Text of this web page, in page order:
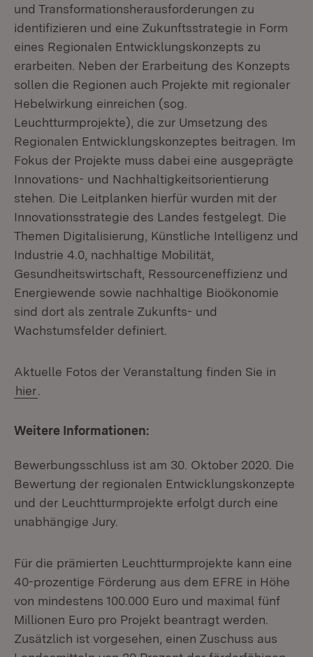
und Transformationsherausforderungen zu
identifizieren und eine Zukunftsstrategie in Form
eines Regionalen Entwicklungskonzepts zu
erarbeiten. Neben der Erarbeitung des Konzepts
sollen die Regionen auch Projekte mit regionaler
Hebelwirkung einreichen (sog.
Leuchtturmprojekte), die zur Umsetzung des
Regionalen Entwicklungskonzeptes beitragen. Im
Fokus der Projekte muss dabei eine ausgeprägte
Innovations- und Nachhaltigkeitsorientierung
stehen. Die Leitplanken hierfür wurden mit der
Innovationsstrategie des Landes festgelegt. Die
Themen Digitalisierung, Künstliche Intelligenz und
Industrie 4.0, nachhaltige Mobilität,
Gesundheitswirtschaft, Ressourceneffizienz und
Energiewende sowie nachhaltige Bioökonomie
sind dort als zentrale Zukunfts- und
Wachstumsfelder definiert.
Aktuelle Fotos der Veranstaltung finden Sie in
hier
Weitere Informationen:
Bewerbungsschluss ist am 30. Oktober 2020. Die
Bewertung der regionalen Entwicklungskonzepte
und der Leuchtturmprojekte erfolgt durch eine
unabhängige Jury.
Für die prämierten Leuchtturmprojekte kann eine
40-prozentige Förderung aus dem EFRE in Höhe
von mindestens 100.000 Euro und maximal fünf
Millionen Euro pro Projekt beantragt werden.
Zusätzlich ist vorgesehen, einen Zuschuss aus